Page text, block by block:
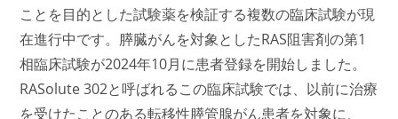
ことを目的とした試験薬を検証する複数の臨床試験が現
在進行中です。膵臓がんを対象としたRAS阻害剤の第1
相臨床試験が2024年10月に患者登録を開始しました。
RASolute 302と呼ばれるこの臨床試験では、以前に治療
を受けたことのある転移性膵管腺がん患者を対象に、